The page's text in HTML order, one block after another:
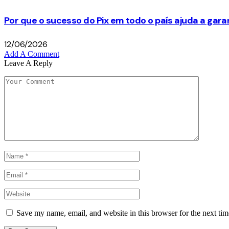
Por que o sucesso do Pix em todo o país ajuda a
12/06/2026
Add A Comment
Leave A Reply
Save my name, email, and website in this browser for the next